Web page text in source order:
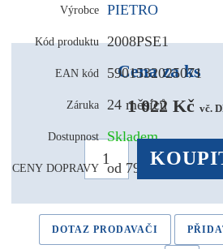
Výrobce PIETRO
Kód produktu 2008PSE1
EAN kód 5901532025071
Záruka 24 měsíců
Dostupnost Skladem
CENY DOPRAVY od 79,- Kč
Cena za ks
1 022 Kč vč.
DOTAZ PRODAVAČI